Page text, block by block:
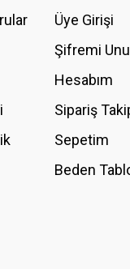
Üye Girişi
Şifremi
Hesabım
Sipariş
Sepetim
Beden